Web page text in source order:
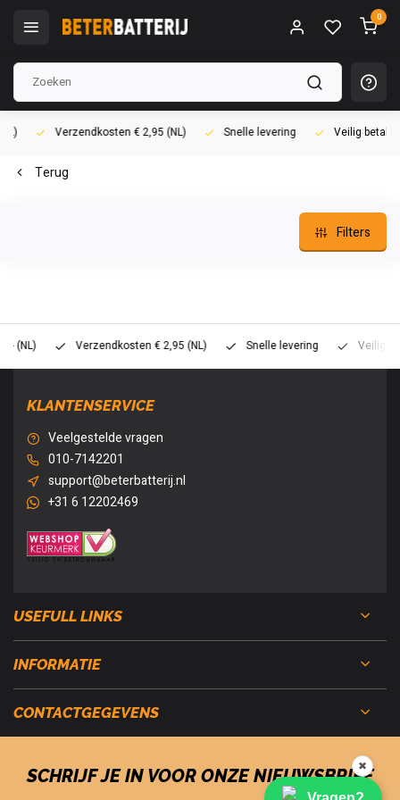
0
Verzendkosten € 2,95 (NL) Snelle levering Veilig betalen
Terug
Filters
Verzendkosten € 2,95 (NL) Snelle levering Veilig
KLANTENSERVICE
Veelgestelde vragen
010-7142201
support@beterbatterij.nl
+31 6 12202469
USEFULL LINKS
INFORMATIE
CONTACTGEGEVENS
SCHRIJF JE IN VOOR ONZE NIEUWSBRIEF
✖